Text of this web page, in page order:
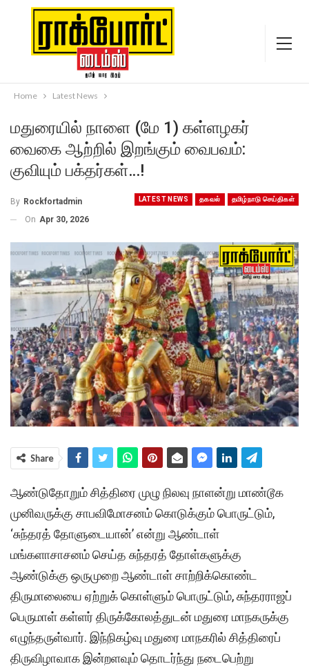
Home Latest News
மதுரையில் நாளை (மே 1) கள்ளழகர்
வைகை ஆற்றில் இறங்கும் வைபவம்:
குவியும் பக்தர்கள்…!
LATEST NEWS தகவல் தமிழ்நாடு செய்திகள்
By Rockfortadmin
On Apr 30, 2026
Share
ஆண்டுதோறும் சித்திரை முழு நிலவு நாளன்று மாண்டூக
முனிவருக்கு சாபவிமோசனம் கொடுக்கும் பொருட்டும்,
‘சுந்தரத் தோளுடையான்’ என்று ஆண்டாள்
மங்களாசாசனம் செய்த சுந்தரத் தோள்களுக்கு
ஆண்டுக்கு ஒருமுறை ஆண்டாள் சாற்றிக்கொண்ட
திருமாலையை ஏற்றுக் கொள்ளும் பொருட்டும், சுந்தரராஜப்
பெருமாள் கள்ளர் திருக்கோலத்துடன் மதுரை மாநகருக்கு
எழுந்தருள்வார். இந்நிகழ்வு மதுரை மாநகரில் சித்திரைப்
திருவிழாவாக இன்றளவும் தொடர்ந்து நடைபெற்று